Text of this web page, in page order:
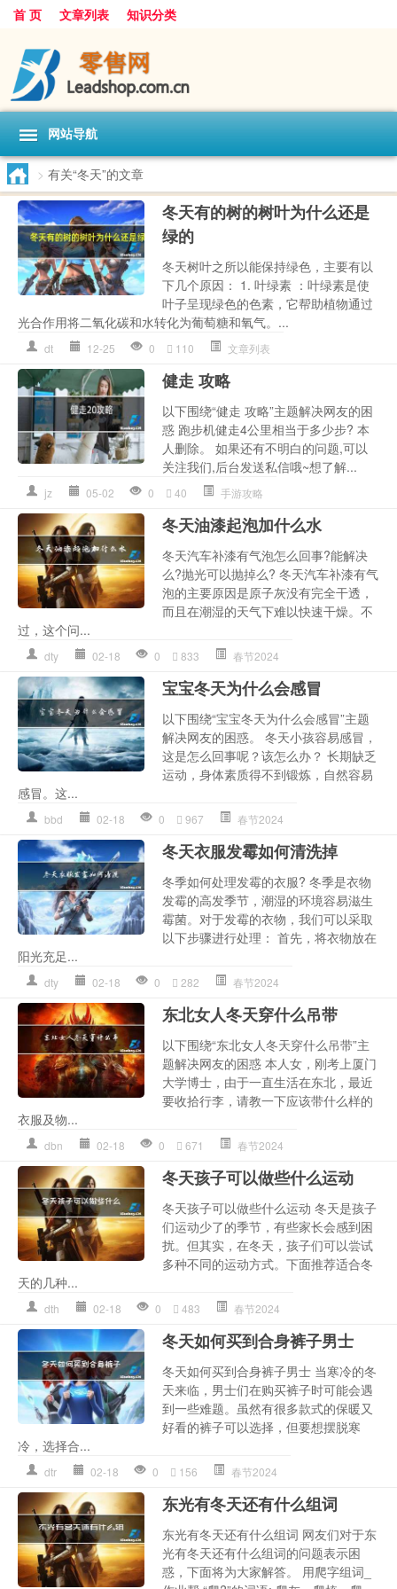
首 页 文章列表 知识分类
网站导航
> 有关“冬天”的文章
冬天有的树的树叶为什么还是
绿的
冬天树叶之所以能保持绿色，主要有以
下几个原因： 1. 叶绿素 ：叶绿素是使
叶子呈现绿色的色素，它帮助植物通过
光合作用将二氧化碳和水转化为葡萄糖和氧气。...
dt 12-25 0 110 文章列表
健走 攻略
以下围绕“健走 攻略”主题解决网友的困
惑 跑步机健走4公里相当于多少步? 本
人删除。 如果还有不明白的问题,可以
关注我们,后台发送私信哦~想了解...
jz 05-02 0 40 手游攻略
冬天油漆起泡加什么水
冬天汽车补漆有气泡怎么回事?能解决
么?抛光可以抛掉么? 冬天汽车补漆有气
泡的主要原因是原子灰没有完全干透，
而且在潮湿的天气下难以快速干燥。不
过，这个问...
dty 02-18 0 833 春节2024
宝宝冬天为什么会感冒
以下围绕“宝宝冬天为什么会感冒”主题
解决网友的困惑。 冬天小孩容易感冒，
这是怎么回事呢？该怎么办？ 长期缺乏
运动，身体素质得不到锻炼，自然容易
感冒。这...
bbd 02-18 0 967 春节2024
冬天衣服发霉如何清洗掉
冬季如何处理发霉的衣服? 冬季是衣物
发霉的高发季节，潮湿的环境容易滋生
霉菌。对于发霉的衣物，我们可以采取
以下步骤进行处理： 首先，将衣物放在
阳光充足...
dty 02-18 0 282 春节2024
东北女人冬天穿什么吊带
以下围绕“东北女人冬天穿什么吊带”主
题解决网友的困惑 本人女，刚考上厦门
大学博士，由于一直生活在东北，最近
要收拾行李，请教一下应该带什么样的
衣服及物...
dbn 02-18 0 671 春节2024
冬天孩子可以做些什么运动
冬天孩子可以做些什么运动 冬天是孩子
们运动少了的季节，有些家长会感到困
扰。但其实，在冬天，孩子们可以尝试
多种不同的运动方式。下面推荐适合冬
天的几种...
dth 02-18 0 483 春节2024
冬天如何买到合身裤子男士
冬天如何买到合身裤子男士 当寒冷的冬
天来临，男士们在购买裤子时可能会遇
到一些难题。虽然有很多款式的保暖又
好看的裤子可以选择，但要想摆脱寒
冷，选择合...
dtr 02-18 0 156 春节2024
东光有冬天还有什么组词
东光有冬天还有什么组词 网友们对于东
光有冬天还有什么组词的问题表示困
惑，下面将为大家解答。 用爬字组词_